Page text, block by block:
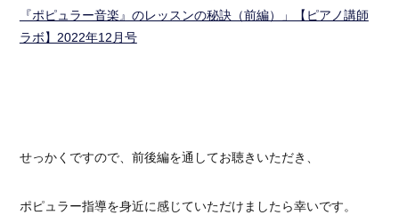
『ポピュラー音楽』のレッスンの秘訣（前編）」【ピアノ講師
ラボ】2022年12月号
せっかくですので、前後編を通してお聴きいただき、
ポピュラー指導を身近に感じていただけましたら幸いです。